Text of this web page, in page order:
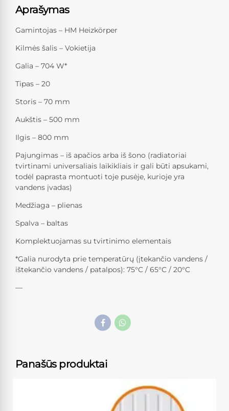
Aprašymas
Gamintojas – HM Heizkörper
Kilmės šalis – Vokietija
Galia – 704 W*
Tipas – 20
Storis – 70 mm
Aukštis – 500 mm
Ilgis – 800 mm
Pajungimas – iš apačios arba iš šono (radiatoriai
tvirtinami universaliais laikikliais ir gali būti apsukami,
todėl paprasta montuoti toje pusėje, kurioje yra
vandens įvadas)
Medžiaga – plienas
Spalva – baltas
Komplektuojamas su tvirtinimo elementais
*Galia nurodyta prie temperatūrų (įtekančio vandens /
ištekančio vandens / patalpos): 75°C / 65°C / 20°C
—
Panašūs produktai